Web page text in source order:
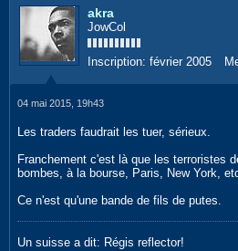
akra
JowCol
Inscription: février 2005
04 mai 2015, 19h43
Les traders faudrait les tuer, sérieux.
Franchement c'est là que les terroristes
bombes, à la bourse, Paris, New York,
Ce n'est qu'une bande de fils de putes.
Un suisse a dit: Régis reflector!